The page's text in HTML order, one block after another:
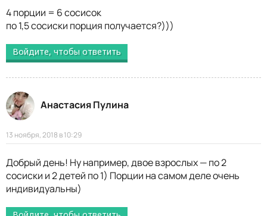
4 порции = 6 сосисок
по 1,5 сосиски порция получается?)))
Войдите, чтобы ответить
Анастасия Пулина
13 ноября, 2018 в 10:29
Добрый день! Ну например, двое взрослых — по 2
сосиски и 2 детей по 1) Порции на самом деле очень
индивидуальны)